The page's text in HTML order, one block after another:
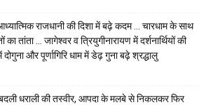
राजधानी की दिशा में बढ़े कदम … चारधाम के साथ
का तांता … जागेश्वर व त्रियुगीनारायण में दर्शनार्थियों की
और पूर्णागिरि धाम में डेढ़ गुना बढ़े श्रद्धालु
धराली की तस्वीर, आपदा के मलबे से निकलकर फिर